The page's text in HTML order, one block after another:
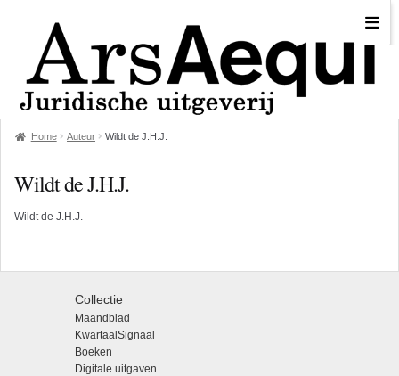
Home Auteur Wildt de J.H.J.
Wildt de J.H.J.
Wildt de J.H.J.
Collectie
Maandblad
KwartaalSignaal
Boeken
Digitale uitgaven